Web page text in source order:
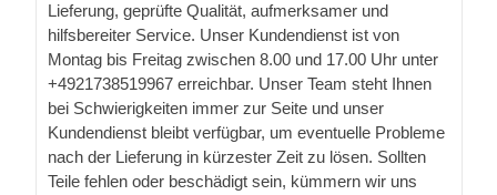
Lieferung, geprüfte Qualität, aufmerksamer und
hilfsbereiter Service. Unser Kundendienst ist von
Montag bis Freitag zwischen 8.00 und 17.00 Uhr unter
+4921738519967 erreichbar. Unser Team steht Ihnen
bei Schwierigkeiten immer zur Seite und unser
Kundendienst bleibt verfügbar, um eventuelle Probleme
nach der Lieferung in kürzester Zeit zu lösen. Sollten
Teile fehlen oder beschädigt sein, kümmern wir uns